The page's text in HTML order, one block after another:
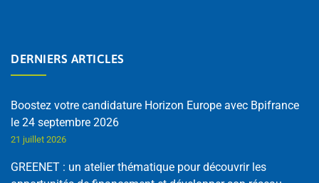
DERNIERS ARTICLES
Boostez votre candidature Horizon Europe avec Bpifrance
le 24 septembre 2026
21 juillet 2026
GREENET : un atelier thématique pour découvrir les